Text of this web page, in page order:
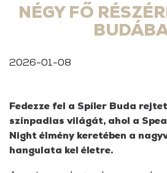
2026-01-08
NÉGY FŐ
Fedezze fel a Spíler Buda
színpadias világát, ahol a
Night élmény keretében a
hangulata kel életre.